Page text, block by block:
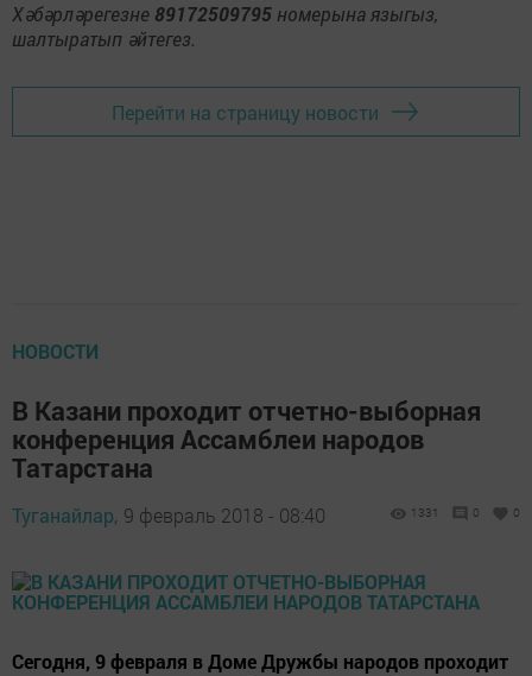
Хәбәрләрегезне 89172509795 номерына языгыз,
шалтыратып әйтегез.
Перейти на страницу новости
НОВОСТИ
В Казани проходит отчетно-выборная
конференция Ассамблеи народов
Татарстана
Туганайлар, 9 февраль 2018 - 08:40 1331 0 0
Сегодня, 9 февраля в Доме Дружбы народов проходит